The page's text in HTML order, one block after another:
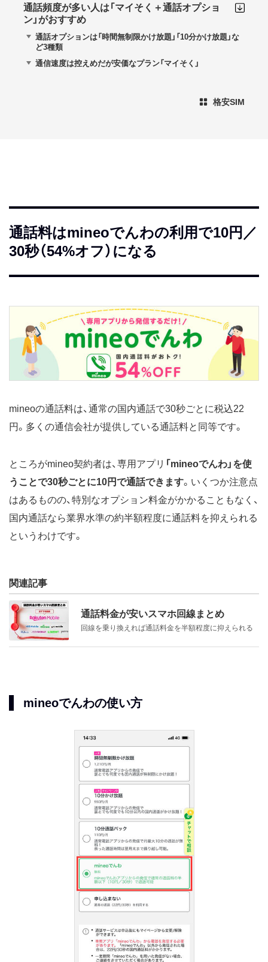
通話頻度が多い人は「マイそく＋通話オプショ
ン」がおすすめ
通話オプションは「時間無制限かけ放題」「10分かけ放題」な
ど3種類
通信速度は控えめだが安価なプラン「マイそく」
格安SIM
通話料はmineoでんわの利用で10円／
30秒（54%オフ）になる
mineoの通話料は、通常の国内通話で30秒ごとに税込22
円。多くの通信会社が提供している通話料と同等です。
ところがmineo契約者は、専用アプリ 「mineoでんわ」を使
うことで30秒ごとに10円で通話できます。いくつか注意点
はあるものの、特別なオプション料金がかかることもなく、
国内通話なら業界水準の約半額程度に通話料を抑えられる
というわけです。
関連記事
通話料金が安いスマホ回線まとめ
回線を乗り換えれば通話料金を半額程度に抑えられる
mineoでんわの使い方